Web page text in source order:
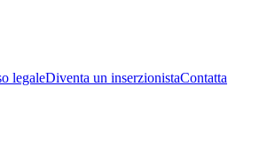
legaleDiventa un inserzionistaContatta